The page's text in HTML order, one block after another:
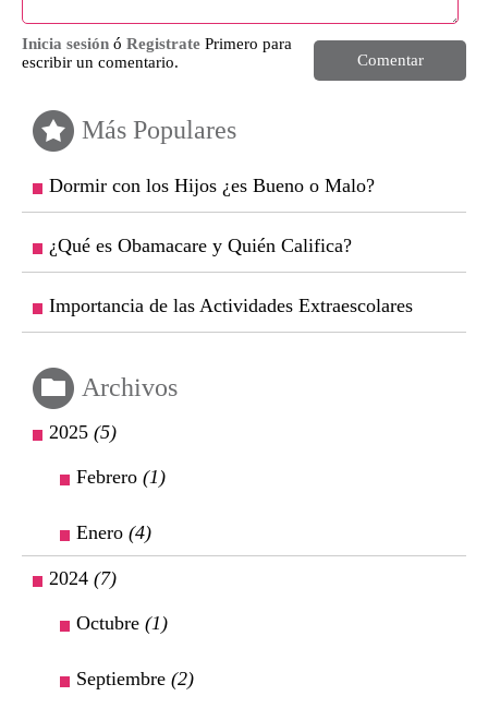
Comentar
Inicia sesión ó Registrate Primero para
escribir un comentario.
Más Populares
Dormir con los Hijos ¿es Bueno o Malo?
¿Qué es Obamacare y Quién Califica?
Importancia de las Actividades Extraescolares
Archivos
2025 (5)
Febrero (1)
Enero (4)
2024 (7)
Octubre (1)
Septiembre (2)